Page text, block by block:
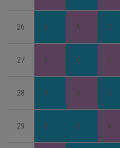
26 O A O
27 A O A
28 O A O
29 O O A